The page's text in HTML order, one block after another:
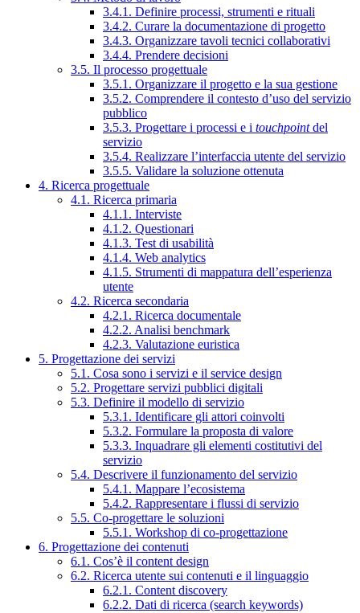
3.4.1. Definire processi, strumenti e rituali
3.4.2. Curare la documentazione di progetto
3.4.3. Organizzare tavoli tecnici collaborativi
3.4.4. Prendere decisioni
3.5. Il processo progettuale
3.5.1. Organizzare il progetto e la sua gestione
3.5.2. Comprendere il contesto d’uso del servizio
pubblico
3.5.3. Progettare i processi e i touchpointdel
servizio
3.5.4. Realizzare l’interfaccia utente del servizio
3.5.5. Validare la soluzione ottenuta
4. Ricerca progettuale
4.1. Ricerca primaria
4.1.1. Interviste
4.1.2. Questionari
4.1.3. Test di usabilità
4.1.4. Web analytics
4.1.5. Strumenti di mappatura dell’esperienza
utente
4.2. Ricerca secondaria
4.2.1. Ricerca documentale
4.2.2. Analisi benchmark
4.2.3. Valutazione euristica
5. Progettazione dei servizi
5.1. Cosa sono i servizi e il service design
5.2. Progettare servizi pubblici digitali
5.3. Definire il modello di servizio
5.3.1. Identificare gli attori coinvolti
5.3.2. Formulare la proposta di valore
5.3.3. Inquadrare gli elementi costitutivi del
servizio
5.4. Descrivere il funzionamento del servizio
5.4.1. Mappare l’ecosistema
5.4.2. Rappresentare i flussi di servizio
5.5. Co-progettare le soluzioni
5.5.1. Workshop di co-progettazione
6. Progettazione dei contenuti
6.1. Cos’è il content design
6.2. Ricerca utente sui contenuti e il linguaggio
6.2.1. Content discovery
6.2.2. Dati di ricerca (search keywords)